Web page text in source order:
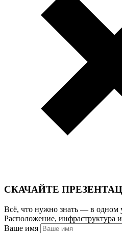
СКАЧАЙТЕ
Всё, что нужно знать — в одном
Расположение, инфраструктура
Ваше имя